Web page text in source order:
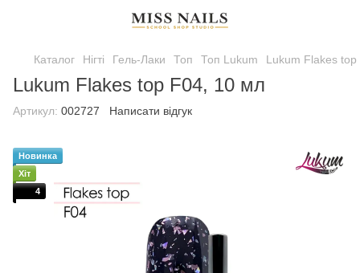
Каталог Нігті Гель-Лаки Топ Топ Lukum Lukum Flakes
Lukum Flakes top F04, 10 мл
Артикул: 002727 Написати відгук
Новинка
Хіт
4